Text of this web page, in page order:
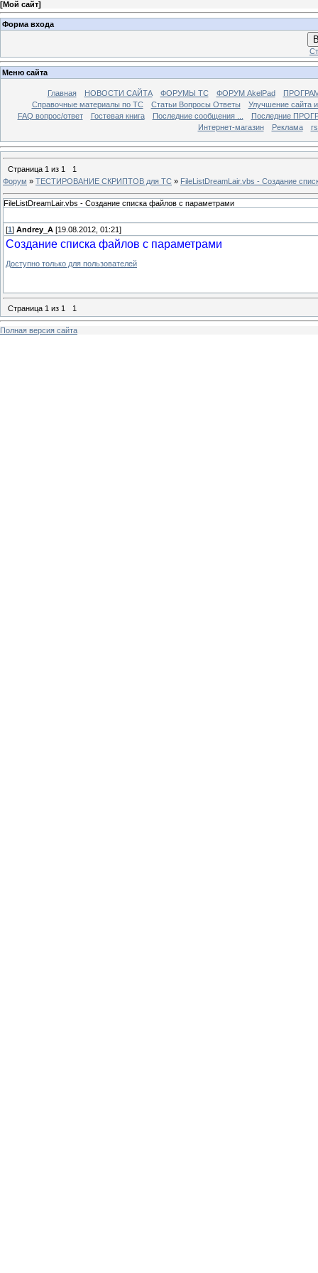
[Мой сайт]
Форма входа
Меню сайта
Главная НОВОСТИ САЙТА ФОРУМЫ TC ФОРУМ AkelPad
Справочные материалы по TС
Статьи Вопросы Ответы
Улучшение сайта
FAQ вопрос/ответ
Гостевая книга Последние сообщения ...
Последние
Интернет-магазин
Реклама
Страница 1 из 1
1
Форум » ТЕСТИРОВАНИЕ СКРИПТОВ для TC » FileListDreamLair.vbs - Создание
FileListDreamLair.vbs - Создание списка файлов с параметрами
[1 ] Andrey_A [19.08.2012, 01:21]
Создание списка файлов с параметрами
Доступно только для пользователей
Страница 1 из 1 1
Полная версия сайта